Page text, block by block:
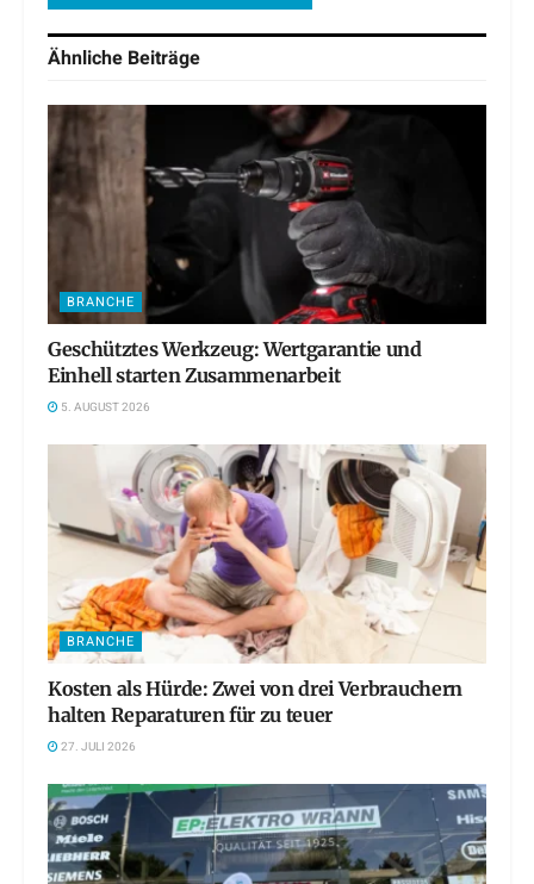
Ähnliche Beiträge
BRANCHE
Geschütztes Werkzeug: Wertgarantie und
Einhell starten Zusammenarbeit
5. AUGUST 2026
BRANCHE
Kosten als Hürde: Zwei von drei Verbrauchern
halten Reparaturen für zu teuer
27. JULI 2026